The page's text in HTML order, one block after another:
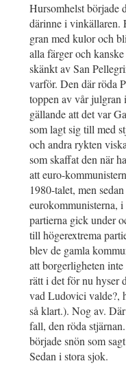
Hursomhelst började
därinne i vinkällaren.
gran med kulor och
alla färger och
skänkt av San
varför. Den där röda
toppen av vår
gällande att det var
som lagt sig till med
och andra rykten
som skaffat den när
att euro-
1980-talet, men
eurokommunisterna,
partierna gick under
till högerextrema
blev de gamla
att borgerligheten
rätt i det för nu hyser
vad Ludovici valde?,
så klart.). Nog av.
fall, den röda
började snön som
Sedan i stora sjok.